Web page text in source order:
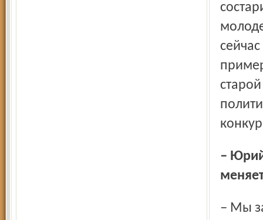
– Юрий Васильевич, а в Рыбин­ске выращивается смена,
– Мы заменили всех замов и всех директоров